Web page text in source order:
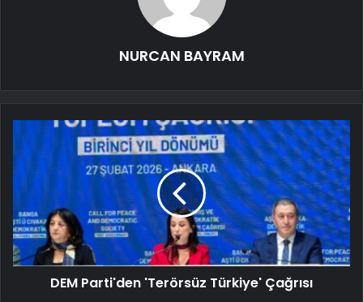
NURCAN BAYRAM
DEM Parti'den 'Terörsüz Türkiye' Çağrısı